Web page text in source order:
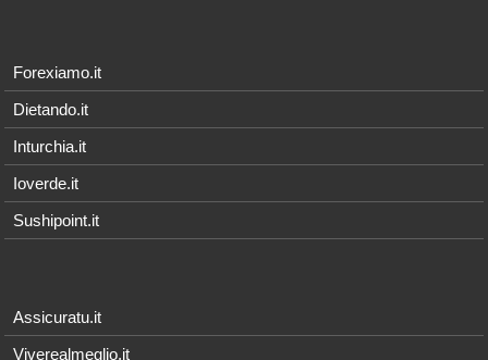
Forexiamo.it
Dietando.it
Inturchia.it
Ioverde.it
Sushipoint.it
Assicuratu.it
Viverealmeglio.it